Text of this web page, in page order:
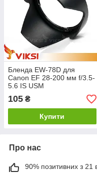
Бленда EW-78D для
Canon EF 28-200 мм f/3.5-
5.6 IS USM
105 ₴
Купити
Про нас
90% позитивних з 21